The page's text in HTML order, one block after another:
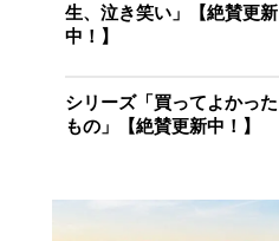
生、泣き笑い」【絶賛更新
中！】
シリーズ「買ってよかった
もの」【絶賛更新中！】